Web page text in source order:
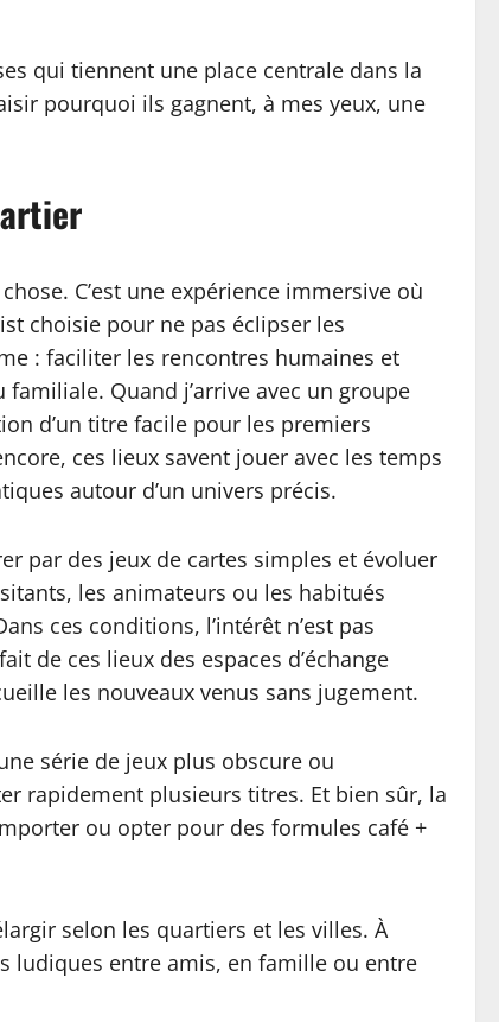
qui tiennent une place centrale dans la
pourquoi ils gagnent, à mes yeux, une
C’est une expérience immersive où
choisie pour ne pas éclipser les
: faciliter les rencontres humaines et
Quand j’arrive avec un groupe
d’un titre facile pour les premiers
ces lieux savent jouer avec les temps
autour d’un univers précis.
par des jeux de cartes simples et évoluer
les animateurs ou les habitués
ces conditions, l’intérêt n’est pas
de ces lieux des espaces d’échange
les nouveaux venus sans jugement.
série de jeux plus obscure ou
rapidement plusieurs titres. Et bien sûr, la
ou opter pour des formules café +
selon les quartiers et les villes. À
ludiques entre amis, en famille ou entre